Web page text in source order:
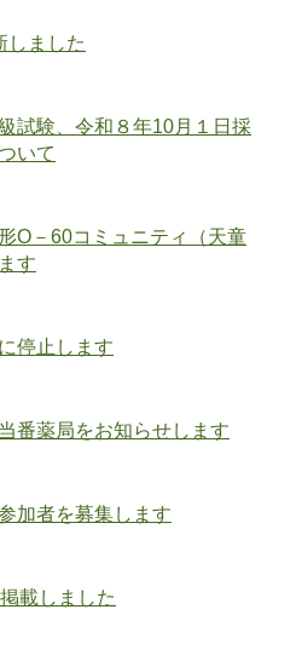
しました
試験、令和８年10月１日採
いて
O－60コミュニティ（天童
す
停止します
番薬局をお知らせします
加者を募集します
載しました